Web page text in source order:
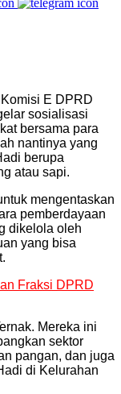
E DPRD
sosialisasi
bersama para
nantinya yang
berupa
atau sapi.
mengentaskan
pemberdayaan
dikelola oleh
yang bisa
Fraksi DPRD
Mereka ini
sektor
pangan, dan juga
di Kelurahan